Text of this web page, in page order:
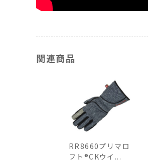
関連商品
RR8660プリマロ
フト®CKウイ...